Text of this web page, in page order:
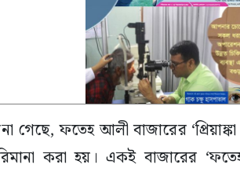
গেছে, ফতেহ আলী বাজারের
করা হয়। একই বাজারের